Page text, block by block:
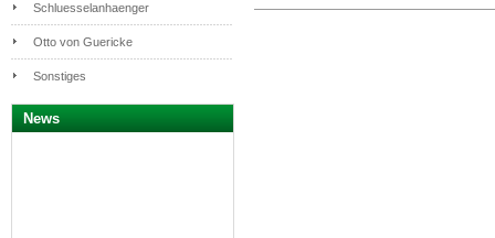
Schluesselanhaenger
Otto von Guericke
Sonstiges
News